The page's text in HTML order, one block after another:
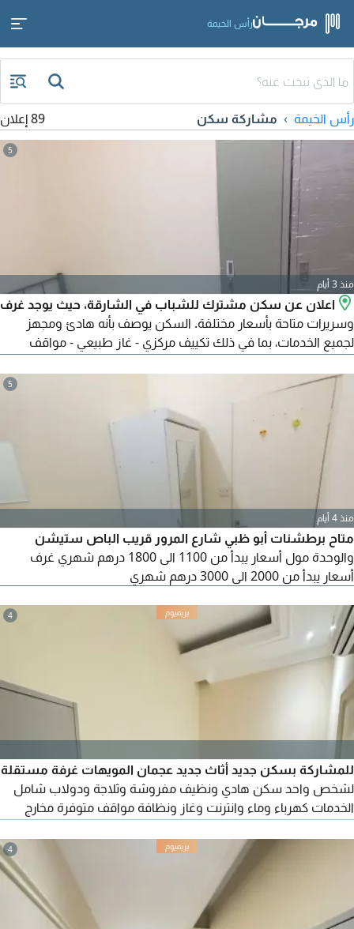
رأس الخيمة
رأس الخيمة مشاركة سكن 89 إعلان
5
منذ 3 أيام
اعلان عن سكن مشترك للشباب في الشارقة، حيث يوجد غرف
وسريرات متاحة بأسعار مختلفة. السكن يوصف بأنه هادئ ومجهز
لجميع الخدمات، بما في ذلك تكييف مركزي - غاز طبيعي - مواقف
للسيدات - مستشفى السعودي - جمعية الشارقة - مستشفى
الامارات - محطات الباص - كورنيش الشارقة أسعار السكن كالتالي
5
منذ 4 أيام
متاح برطشنات أبو ظبي شارع المرور قريب الباص ستيشن
والوحدة مول أسعار يبدأ من 1100 الى 1800 درهم شهري غرف
أسعار يبدأ من 2000 الى 3000 درهم شهري
4
للمشاركة بسكن جديد أثاث جديد عجمان المويهات غرفة مستقلة
لشخص واحد سكن هادي ونظيف مفروشة وثلاجة ودولاب شامل
الخدمات كهرباء وماء وانترنت وغاز ونظافة مواقف متوفرة مخارج
4